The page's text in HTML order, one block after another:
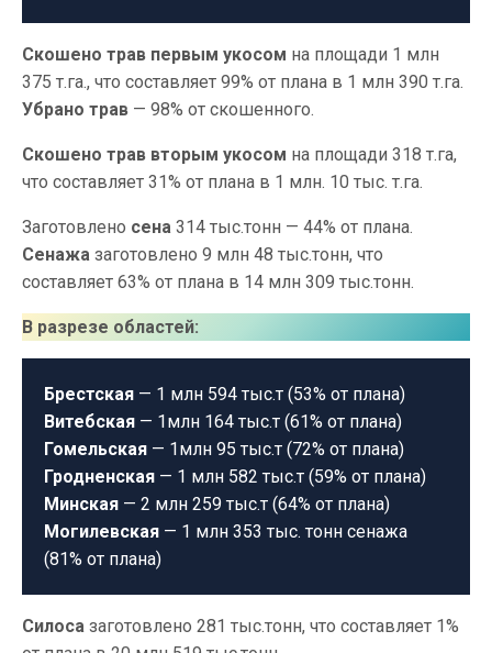
Скошено трав первым укосом на площади 1 млн
375 т.га., что составляет 99% от плана в 1 млн 390 т.га.
Убрано трав — 98% от скошенного.
Скошено трав вторым укосом на площади 318 т.га,
что составляет 31% от плана в 1 млн. 10 тыс. т.га.
Заготовлено сена 314 тыс.тонн — 44% от плана.
Сенажа заготовлено 9 млн 48 тыс.тонн, что
составляет 63% от плана в 14 млн 309 тыс.тонн.
В разрезе областей:
Брестская — 1 млн 594 тыс.т (53% от плана)
Витебская — 1млн 164 тыс.т (61% от плана)
Гомельская — 1млн 95 тыс.т (72% от плана)
Гродненская — 1 млн 582 тыс.т (59% от плана)
Минская — 2 млн 259 тыс.т (64% от плана)
Могилевская — 1 млн 353 тыс. тонн сенажа
(81% от плана)
Силоса заготовлено 281 тыс.тонн, что составляет 1%